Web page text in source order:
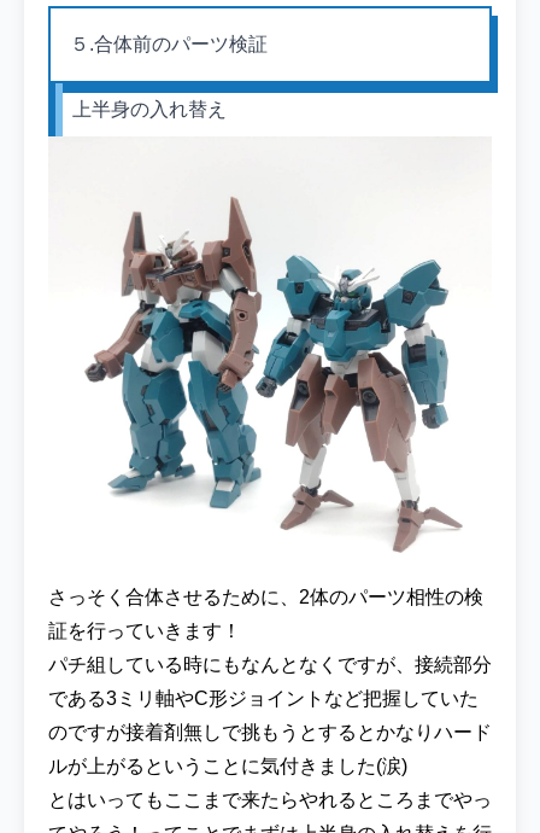
５.合体前のパーツ検証
上半身の入れ替え
さっそく合体させるために、2体のパーツ相性の検
証を行っていきます！
パチ組している時にもなんとなくですが、接続部分
である3ミリ軸やC形ジョイントなど把握していた
のですが接着剤無しで挑もうとするとかなりハード
ルが上がるということに気付きました(涙)
とはいってもここまで来たらやれるところまでやっ